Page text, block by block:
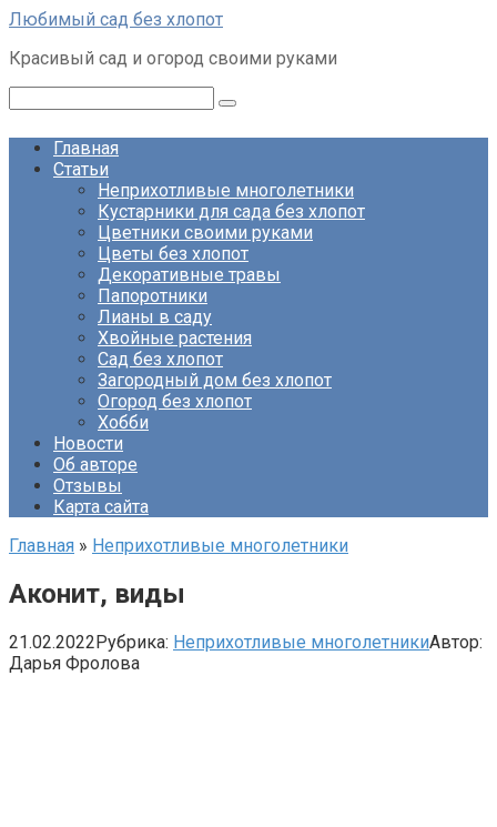
Перейти
контенту
Любимый сад без хлопот
Красивый сад и огород своими руками
Главная
Статьи
Неприхотливые многолетники
Кустарники для сада без хлопот
Цветники своими руками
Цветы без хлопот
Декоративные травы
Папоротники
Лианы в саду
Хвойные растения
Сад без хлопот
Загородный дом без хлопот
Огород без хлопот
Хобби
Новости
Об авторе
Отзывы
Карта сайта
Главная » Неприхотливые многолетники
Аконит, виды
21.02.2022Рубрика: Неприхотливые многолетникиАвтор:
Дарья Фролова